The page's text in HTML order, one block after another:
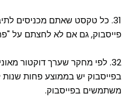
31. כל טקסט שאתם מכניסים
פייסבוק, גם אם לא לחצתם על
32. לפי מחקר שערך דוקטור
בפייסבוק יש בממוצע פחות
משתמשים בפייסבוק.